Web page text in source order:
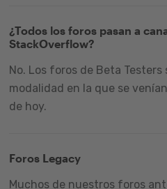
¿Todos los foros pasan a
StackOverflow?
No. Los foros de Beta
modalidad en la que se
de hoy.
Foros Legacy
Muchos de nuestros foros